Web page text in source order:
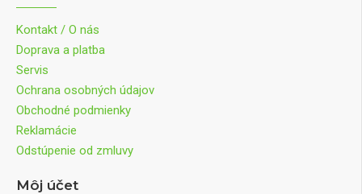
Kontakt / O nás
Doprava a platba
Servis
Ochrana osobných údajov
Obchodné podmienky
Reklamácie
Odstúpenie od zmluvy
Môj účet